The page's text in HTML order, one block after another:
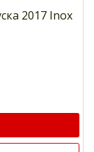
2017 Inox